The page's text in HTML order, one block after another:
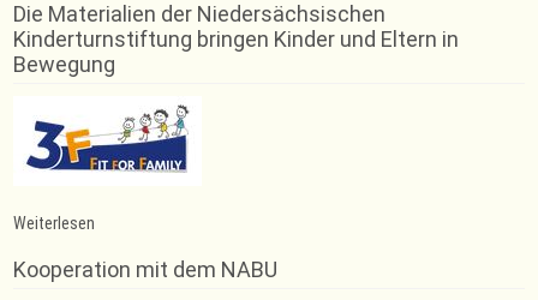
Die Materialien der Niedersächsischen
Kinderturnstiftung bringen Kinder und Eltern in
Bewegung
Weiterlesen
Plätze
bei
Kooperation mit dem NABU